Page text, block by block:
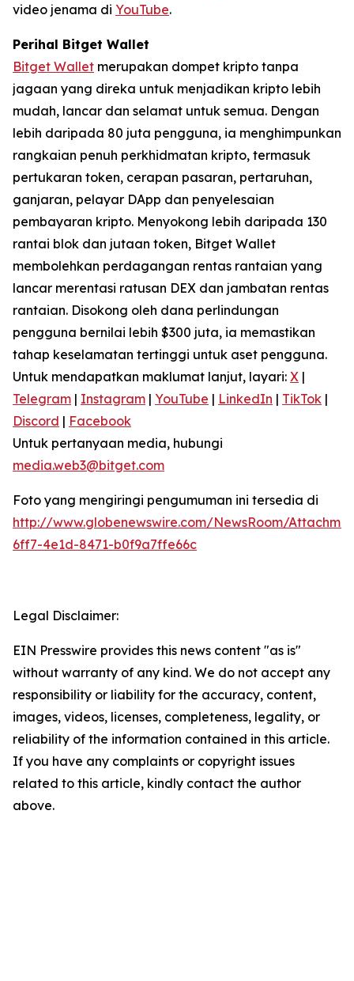
video jenama di YouTube.
Perihal Bitget Wallet
Bitget Wallet merupakan dompet kripto tanpa
jagaan yang direka untuk menjadikan kripto lebih
mudah, lancar dan selamat untuk semua. Dengan
lebih daripada 80 juta pengguna, ia menghimpunkan
rangkaian penuh perkhidmatan kripto, termasuk
pertukaran token, cerapan pasaran, pertaruhan,
ganjaran, pelayar DApp dan penyelesaian
pembayaran kripto. Menyokong lebih daripada 130
rantai blok dan jutaan token, Bitget Wallet
membolehkan perdagangan rentas rantaian yang
lancar merentasi ratusan DEX dan jambatan rentas
rantaian. Disokong oleh dana perlindungan
pengguna bernilai lebih $300 juta, ia memastikan
tahap keselamatan tertinggi untuk aset pengguna.
Untuk mendapatkan maklumat lanjut, layari: X |
Telegram | Instagram | YouTube | LinkedIn | TikTok |
Discord | Facebook
Untuk pertanyaan media, hubungi
media.web3@bitget.com
Foto yang mengiringi pengumuman ini tersedia di
http://www.globenewswire.com/NewsRoom/
6ff7-4e1d-8471-b0f9a7ffe66c
Legal Disclaimer:
EIN Presswire provides this news content "as is"
without warranty of any kind. We do not accept any
responsibility or liability for the accuracy, content,
images, videos, licenses, completeness, legality, or
reliability of the information contained in this article.
If you have any complaints or copyright issues
related to this article, kindly contact the author
above.